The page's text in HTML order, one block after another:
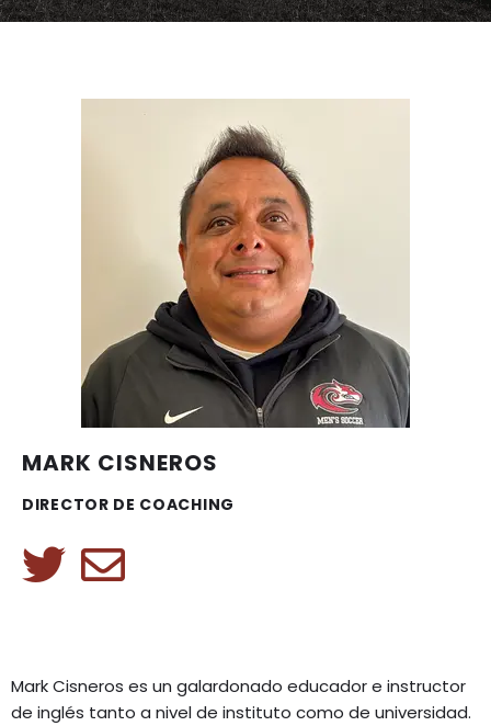
MARK CISNEROS
DIRECTOR DE COACHING
Mark Cisneros es un galardonado educador e instructor
de inglés tanto a nivel de instituto como de universidad.